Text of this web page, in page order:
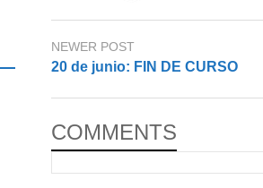
NEWER POST
20 de junio: FIN DE CURSO
COMMENTS